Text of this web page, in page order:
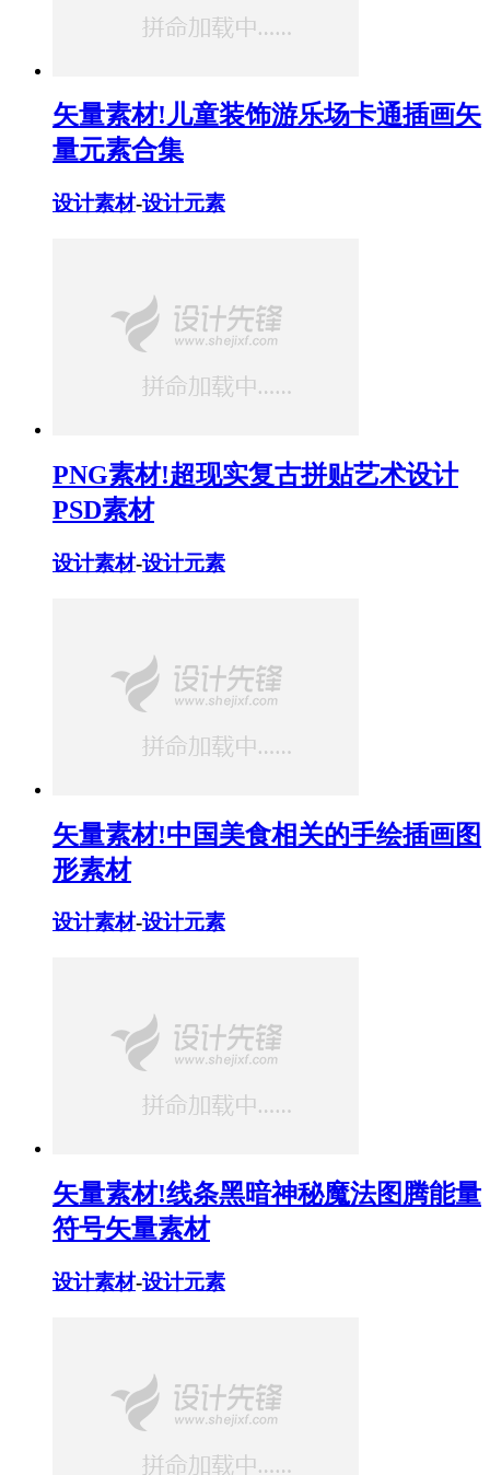
矢量素材!儿童装饰游乐场卡通插画矢
量元素合集
设计素材-设计元素
PNG素材!超现实复古拼贴艺术设计
PSD素材
设计素材-设计元素
矢量素材!中国美食相关的手绘插画图
形素材
设计素材-设计元素
矢量素材!线条黑暗神秘魔法图腾能量
符号矢量素材
设计素材-设计元素